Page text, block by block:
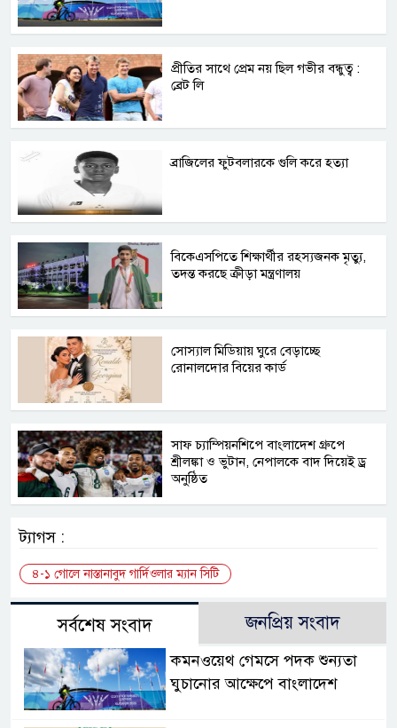
প্রীতির সাথে প্রেম নয় ছিল গভীর বন্ধুত্ব :
ব্রেট লি
ব্রাজিলের ফুটবলারকে গুলি করে হত্যা
বিকেএসপিতে শিক্ষার্থীর রহস্যজনক মৃত্যু,
তদন্ত করছে ক্রীড়া মন্ত্রণালয়
সোস্যাল মিডিয়ায় ঘুরে বেড়াচ্ছে
রোনালদোর বিয়ের কার্ড
সাফ চ্যাম্পিয়নশিপে বাংলাদেশ গ্রুপে
শ্রীলঙ্কা ও ভুটান, নেপালকে বাদ দিয়েই ড্র
অনুষ্ঠিত
ট্যাগস :
৪-১ গোলে নাস্তানাবুদ গার্দিওলার ম্যান সিটি
সর্বশেষ সংবাদ জনপ্রিয় সংবাদ
কমনওয়েথ গেমসে পদক শুন্যতা
ঘুচানোর আক্ষেপে বাংলাদেশ